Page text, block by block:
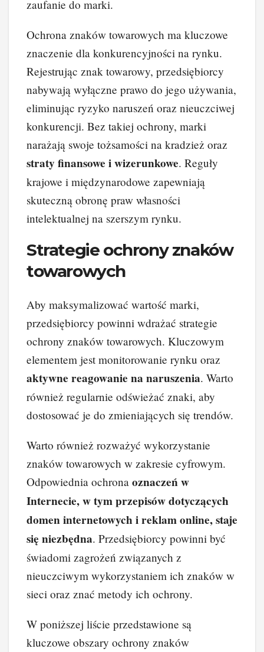
zaufanie do marki.
Ochrona znaków towarowych ma kluczowe
znaczenie dla konkurencyjności na rynku.
Rejestrując znak towarowy, przedsiębiorcy
nabywają wyłączne prawo do jego używania,
eliminując ryzyko naruszeń oraz nieuczciwej
konkurencji. Bez takiej ochrony, marki
narażają swoje tożsamości na kradzież oraz
straty finansowe i wizerunkowe. Reguły
krajowe i międzynarodowe zapewniają
skuteczną obronę praw własności
intelektualnej na szerszym rynku.
Strategie ochrony znaków
towarowych
Aby maksymalizować wartość marki,
przedsiębiorcy powinni wdrażać strategie
ochrony znaków towarowych. Kluczowym
elementem jest monitorowanie rynku oraz
aktywne reagowanie na naruszenia. Warto
również regularnie odświeżać znaki, aby
dostosować je do zmieniających się trendów.
Warto również rozważyć wykorzystanie
znaków towarowych w zakresie cyfrowym.
Odpowiednia ochrona oznaczeń w
Internecie, w tym przepisów dotyczących
domen internetowych i reklam online, staje
się niezbędna. Przedsiębiorcy powinni być
świadomi zagrożeń związanych z
nieuczciwym wykorzystaniem ich znaków w
sieci oraz znać metody ich ochrony.
W poniższej liście przedstawione są
kluczowe obszary ochrony znaków